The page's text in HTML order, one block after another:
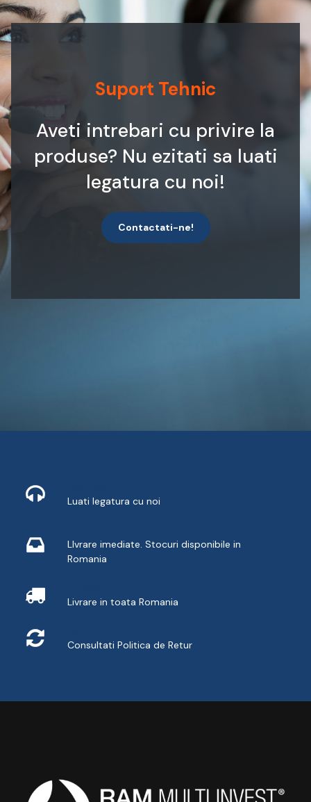
Suport Tehnic
Aveti intrebari cu privire la
produse? Nu ezitati sa luati
legatura cu noi!
Contactati-ne!
Luati legatura cu noi
LIvrare imediate. Stocuri disponibile in
Romania
Livrare in toata Romania
Consultati Politica de Retur